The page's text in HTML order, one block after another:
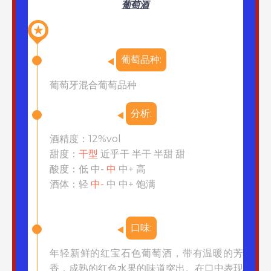
葡萄酒
★
葡萄品种:
葡萄牙混合葡萄品种
分析:
酒精度：12%vol
甜度： 干型 近乎干 半干 半甜 甜
酸度：低 中- 中 中+ 高
酒体：轻 中- 中 中+ 饱满
口味:
年轻新鲜的红宝石色葡萄酒，带有温暖的芳
香，成熟的红色水果的味道突出。在口中表现